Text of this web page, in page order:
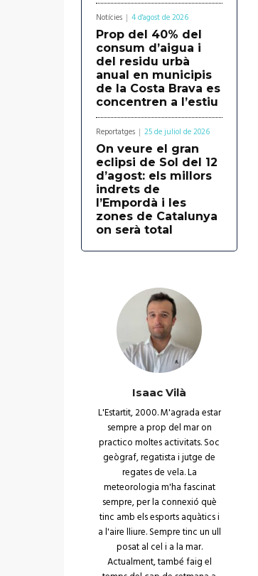
Notícies 4 d'agost de 2026
Prop del 40% del
consum d’aigua i
del residu urbà
anual en municipis
de la Costa Brava es
concentren a l’estiu
Reportatges 25 de juliol de 2026
On veure el gran
eclipsi de Sol del 12
d’agost: els millors
indrets de
l’Empordà i les
zones de Catalunya
on serà total
Isaac Vilà
L'Estartit, 2000. M'agrada estar
sempre a prop del mar on
practico moltes activitats. Soc
geògraf, regatista i jutge de
regates de vela. La
meteorologia m'ha fascinat
sempre, per la connexió què
tinc amb els esports aquàtics i
a l'aire lliure. Sempre tinc un ull
posat al cel i a la mar.
Actualment, també faig el